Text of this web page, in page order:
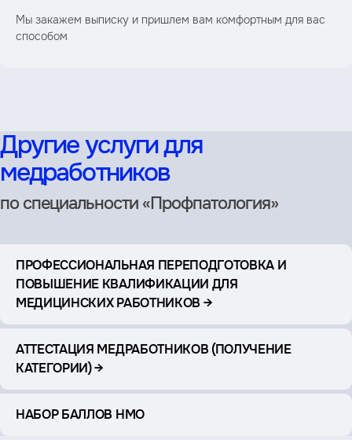
Мы закажем выписку и пришлем вам комфортным для вас
способом
Другие услуги для
медработников
по специальности «Профпатология»
ПРОФЕССИОНАЛЬНАЯ ПЕРЕПОДГОТОВКА И
ПОВЫШЕНИЕ КВАЛИФИКАЦИИ ДЛЯ
МЕДИЦИНСКИХ РАБОТНИКОВ →
АТТЕСТАЦИЯ МЕДРАБОТНИКОВ (ПОЛУЧЕНИЕ
КАТЕГОРИИ) →
НАБОР БАЛЛОВ НМО